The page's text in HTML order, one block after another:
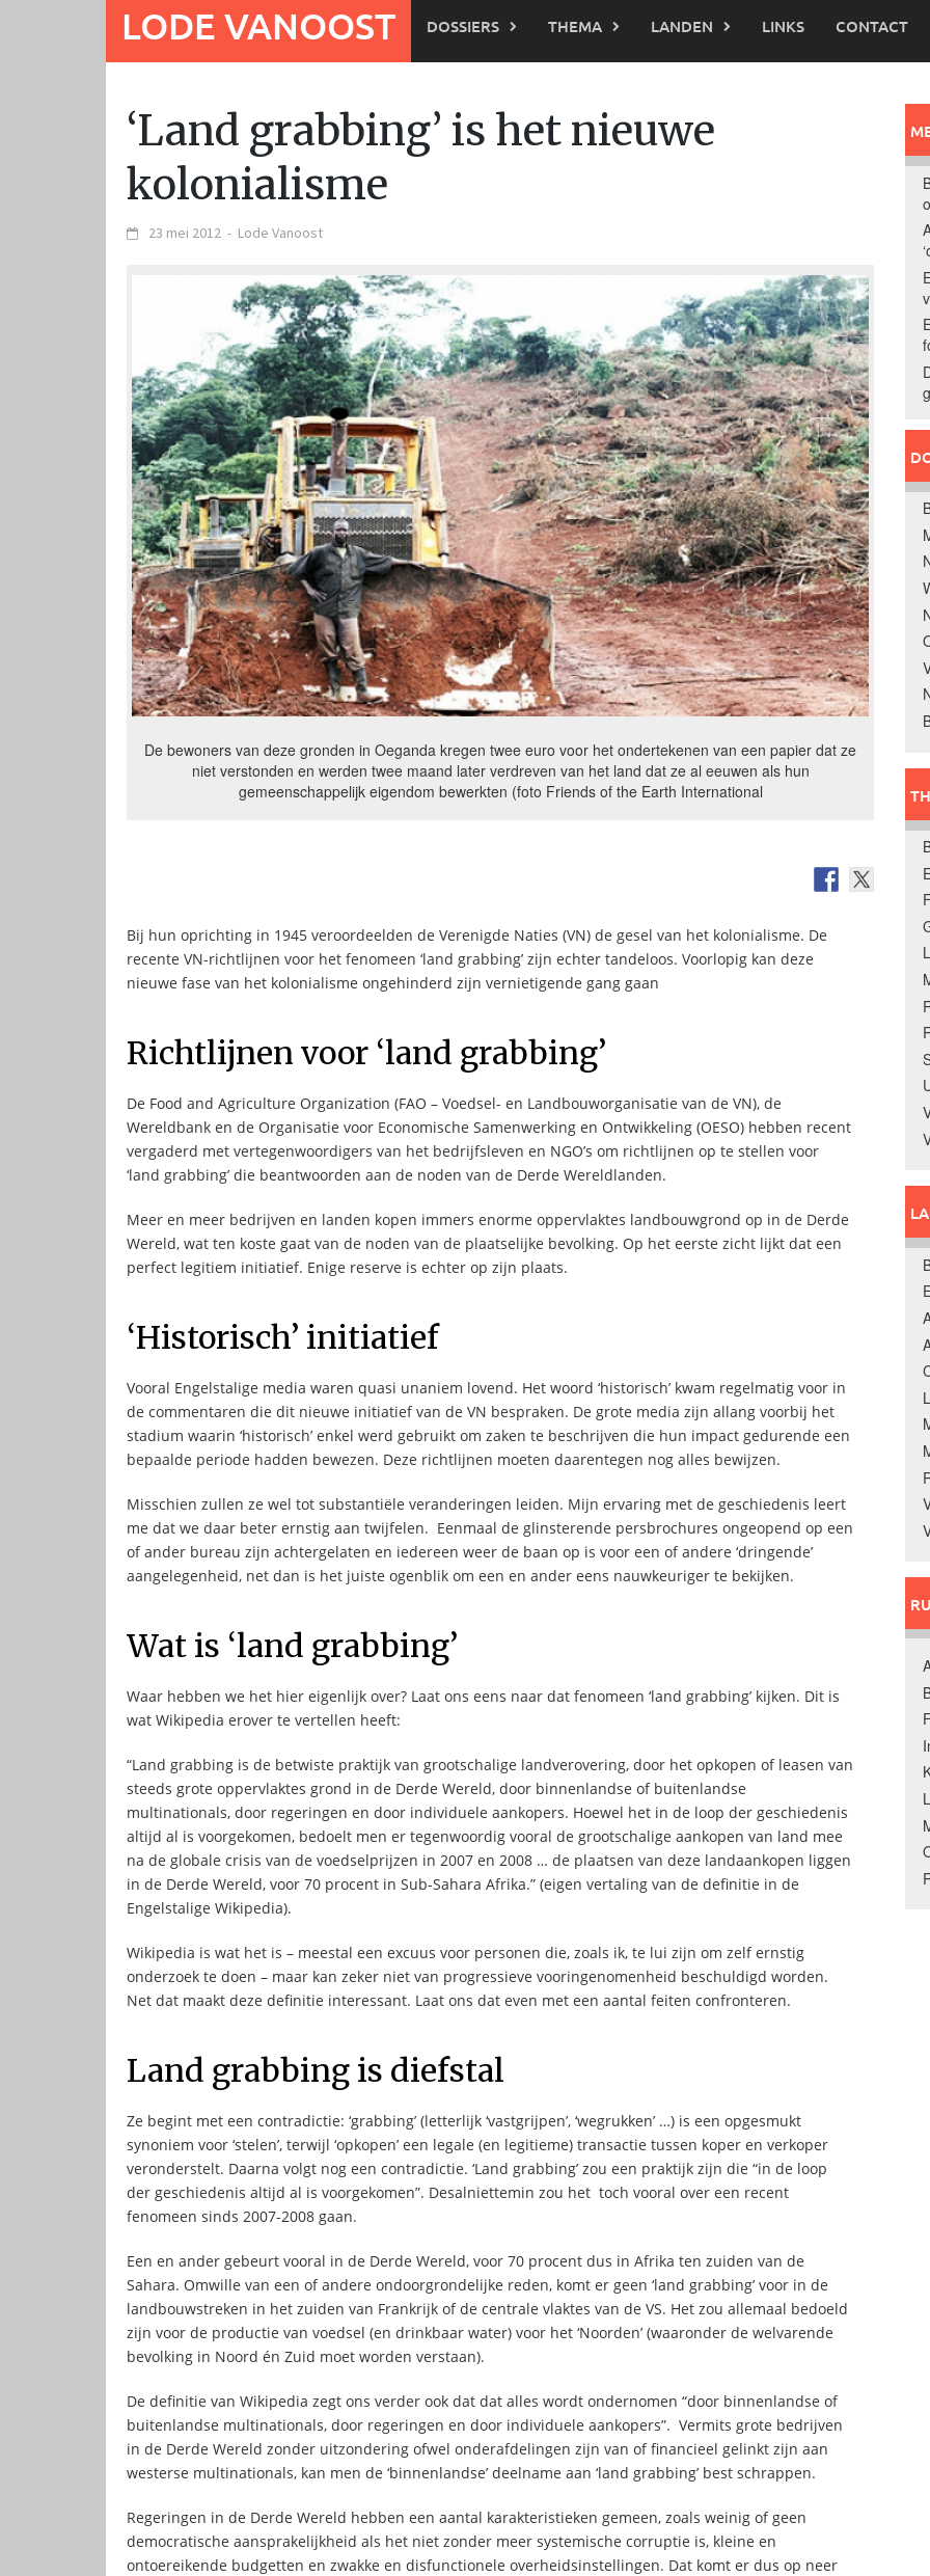
LODE VANOOST DOSSIERS THEMA LANDEN LINKS CONTACT
‘Land grabbing’ is het nieuwe
kolonialisme
23 mei 2012 - Lode Vanoost
De bewoners van deze gronden in Oeganda kregen twee euro voor het ondertekenen van een papier dat ze
niet verstonden en werden twee maand later verdreven van het land dat ze al eeuwen als hun
gemeenschappelijk eigendom bewerkten (foto Friends of the Earth International
Bij hun oprichting in 1945 veroordeelden de Verenigde Naties (VN) de gesel van het kolonialisme. De
recente VN-richtlijnen voor het fenomeen ‘land grabbing’ zijn echter tandeloos. Voorlopig kan deze
nieuwe fase van het kolonialisme ongehinderd zijn vernietigende gang gaan
Richtlijnen voor ‘land grabbing’
De Food and Agriculture Organization (FAO – Voedsel- en Landbouworganisatie van de VN), de
Wereldbank en de Organisatie voor Economische Samenwerking en Ontwikkeling (OESO) hebben recent
vergaderd met vertegenwoordigers van het bedrijfsleven en NGO’s om richtlijnen op te stellen voor
‘land grabbing’ die beantwoorden aan de noden van de Derde Wereldlanden.
Meer en meer bedrijven en landen kopen immers enorme oppervlaktes landbouwgrond op in de Derde
Wereld, wat ten koste gaat van de noden van de plaatselijke bevolking. Op het eerste zicht lijkt dat een
perfect legitiem initiatief. Enige reserve is echter op zijn plaats.
‘Historisch’ initiatief
Vooral Engelstalige media waren quasi unaniem lovend. Het woord ‘historisch’ kwam regelmatig voor in
de commentaren die dit nieuwe initiatief van de VN bespraken. De grote media zijn allang voorbij het
stadium waarin ‘historisch’ enkel werd gebruikt om zaken te beschrijven die hun impact gedurende een
bepaalde periode hadden bewezen. Deze richtlijnen moeten daarentegen nog alles bewijzen.
Misschien zullen ze wel tot substantiële veranderingen leiden. Mijn ervaring met de geschiedenis leert
me dat we daar beter ernstig aan twijfelen. Eenmaal de glinsterende persbrochures ongeopend op een
of ander bureau zijn achtergelaten en iedereen weer de baan op is voor een of andere ‘dringende’
aangelegenheid, net dan is het juiste ogenblik om een en ander eens nauwkeuriger te bekijken.
Wat is ‘land grabbing’
Waar hebben we het hier eigenlijk over? Laat ons eens naar dat fenomeen ‘land grabbing’ kijken. Dit is
wat Wikipedia erover te vertellen heeft:
“Land grabbing is de betwiste praktijk van grootschalige landverovering, door het opkopen of leasen van
steeds grote oppervlaktes grond in de Derde Wereld, door binnenlandse of buitenlandse
multinationals, door regeringen en door individuele aankopers. Hoewel het in de loop der geschiedenis
altijd al is voorgekomen, bedoelt men er tegenwoordig vooral de grootschalige aankopen van land mee
na de globale crisis van de voedselprijzen in 2007 en 2008 … de plaatsen van deze landaankopen liggen
in de Derde Wereld, voor 70 procent in Sub-Sahara Afrika.” (eigen vertaling van de definitie in de
Engelstalige Wikipedia).
Wikipedia is wat het is – meestal een excuus voor personen die, zoals ik, te lui zijn om zelf ernstig
onderzoek te doen – maar kan zeker niet van progressieve vooringenomenheid beschuldigd worden.
Net dat maakt deze definitie interessant. Laat ons dat even met een aantal feiten confronteren.
Land grabbing is diefstal
Ze begint met een contradictie: ‘grabbing’ (letterlijk ‘vastgrijpen’, ‘wegrukken’ …) is een opgesmukt
synoniem voor ‘stelen’, terwijl ‘opkopen’ een legale (en legitieme) transactie tussen koper en verkoper
veronderstelt. Daarna volgt nog een contradictie. ‘Land grabbing’ zou een praktijk zijn die “in de loop
der geschiedenis altijd al is voorgekomen”. Desalniettemin zou het toch vooral over een recent
fenomeen sinds 2007-2008 gaan.
Een en ander gebeurt vooral in de Derde Wereld, voor 70 procent dus in Afrika ten zuiden van de
Sahara. Omwille van een of andere ondoorgrondelijke reden, komt er geen ‘land grabbing’ voor in de
landbouwstreken in het zuiden van Frankrijk of de centrale vlaktes van de VS. Het zou allemaal bedoeld
zijn voor de productie van voedsel (en drinkbaar water) voor het ‘Noorden’ (waaronder de welvarende
bevolking in Noord én Zuid moet worden verstaan).
De definitie van Wikipedia zegt ons verder ook dat dat alles wordt ondernomen “door binnenlandse of
buitenlandse multinationals, door regeringen en door individuele aankopers”. Vermits grote bedrijven
in de Derde Wereld zonder uitzondering ofwel onderafdelingen zijn van of financieel gelinkt zijn aan
westerse multinationals, kan men de ‘binnenlandse’ deelname aan ‘land grabbing’ best schrappen.
Regeringen in de Derde Wereld hebben een aantal karakteristieken gemeen, zoals weinig of geen
democratische aansprakelijkheid als het niet zonder meer systemische corruptie is, kleine en
ontoereikende budgetten en zwakke en disfunctionele overheidsinstellingen. Dat komt er dus op neer